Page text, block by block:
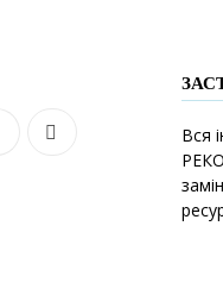
Вся